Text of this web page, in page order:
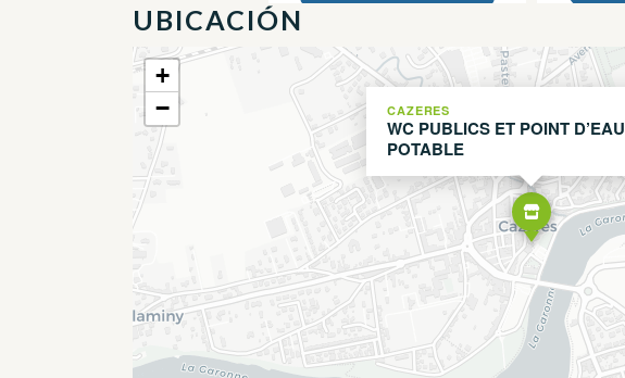
UBICACIÓN
CAZERES
WC PUBLICS ET POINT D’EAU
POTABLE
+
−